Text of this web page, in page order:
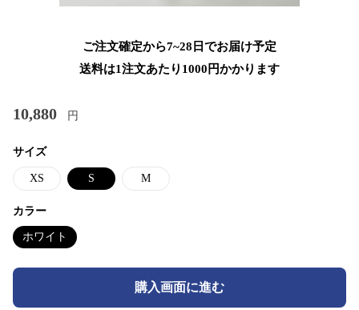
ご注文確定から7~28日でお届け予定
送料は1注文あたり 1000 円かかります
10,880 円
サイズ
XS S M
カラー
ホワイト
購入画面に進む